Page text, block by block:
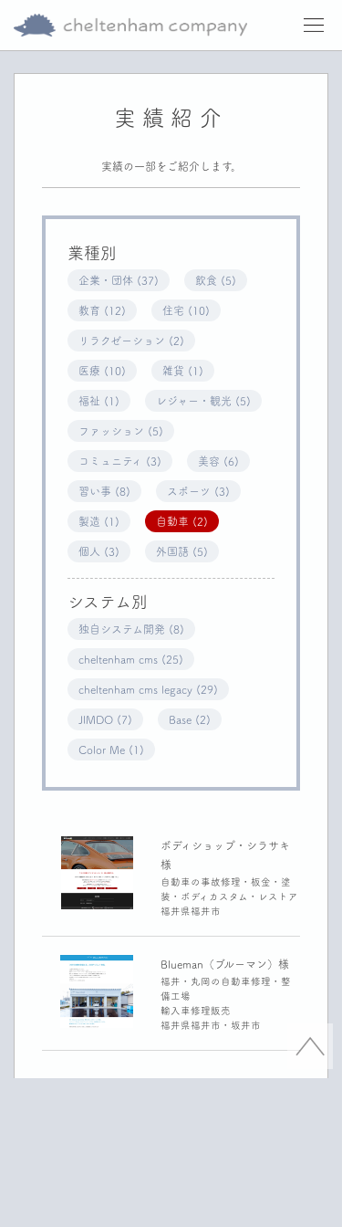
実績紹介
実績の一部をご紹介します。
業種別
企業・団体 (37) 飲食 (5)
教育 (12) 住宅 (10)
リラクゼーション (2)
医療 (10) 雑貨 (1)
福祉 (1) レジャー・観光 (5)
ファッション (5)
コミュニティ (3) 美容 (6)
習い事 (8) スポーツ (3)
製造 (1) 自動車 (2)
個人 (3) 外国語 (5)
システム別
独自システム開発 (8)
cheltenham cms (25)
cheltenham cms legacy (29)
JIMDO (7) Base (2)
Color Me (1)
ボディショップ・シラサキ
様
自動車の事故修理・板金・塗
装・ボディカスタム・レストア
福井県福井市
Blueman（ブルーマン）様
福井・丸岡の自動車修理・整
備工場
輸入車修理販売
福井県福井市・坂井市